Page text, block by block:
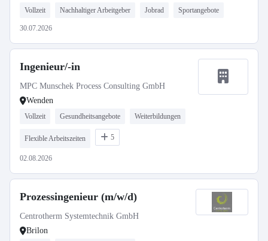
Vollzeit Nachhaltiger Arbeitgeber Jobrad Sportangebote
30.07.2026
Ingenieur/-in
MPC Munschek Process Consulting GmbH
Wenden
Vollzeit Gesundheitsangebote Weiterbildungen
Flexible Arbeitszeiten 5
02.08.2026
Prozessingenieur (m/w/d)
Centrotherm Systemtechnik GmbH
Brilon